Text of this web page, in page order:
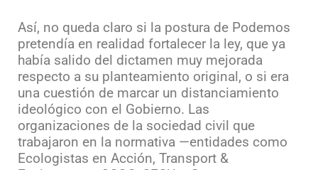
Así, no queda claro si la postura de Podemos
pretendía en realidad fortalecer la ley, que ya
había salido del dictamen muy mejorada
respecto a su planteamiento original, o si era
una cuestión de marcar un distanciamiento
ideológico con el Gobierno. Las
organizaciones de la sociedad civil que
trabajaron en la normativa —entidades como
Ecologistas en Acción, Transport &